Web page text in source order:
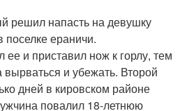
решил напасть на девушку
поселке ераничи.
и приставил нож к горлу, тем
и убежать. Второй
дней в кировском районе
повалил 18-летнюю